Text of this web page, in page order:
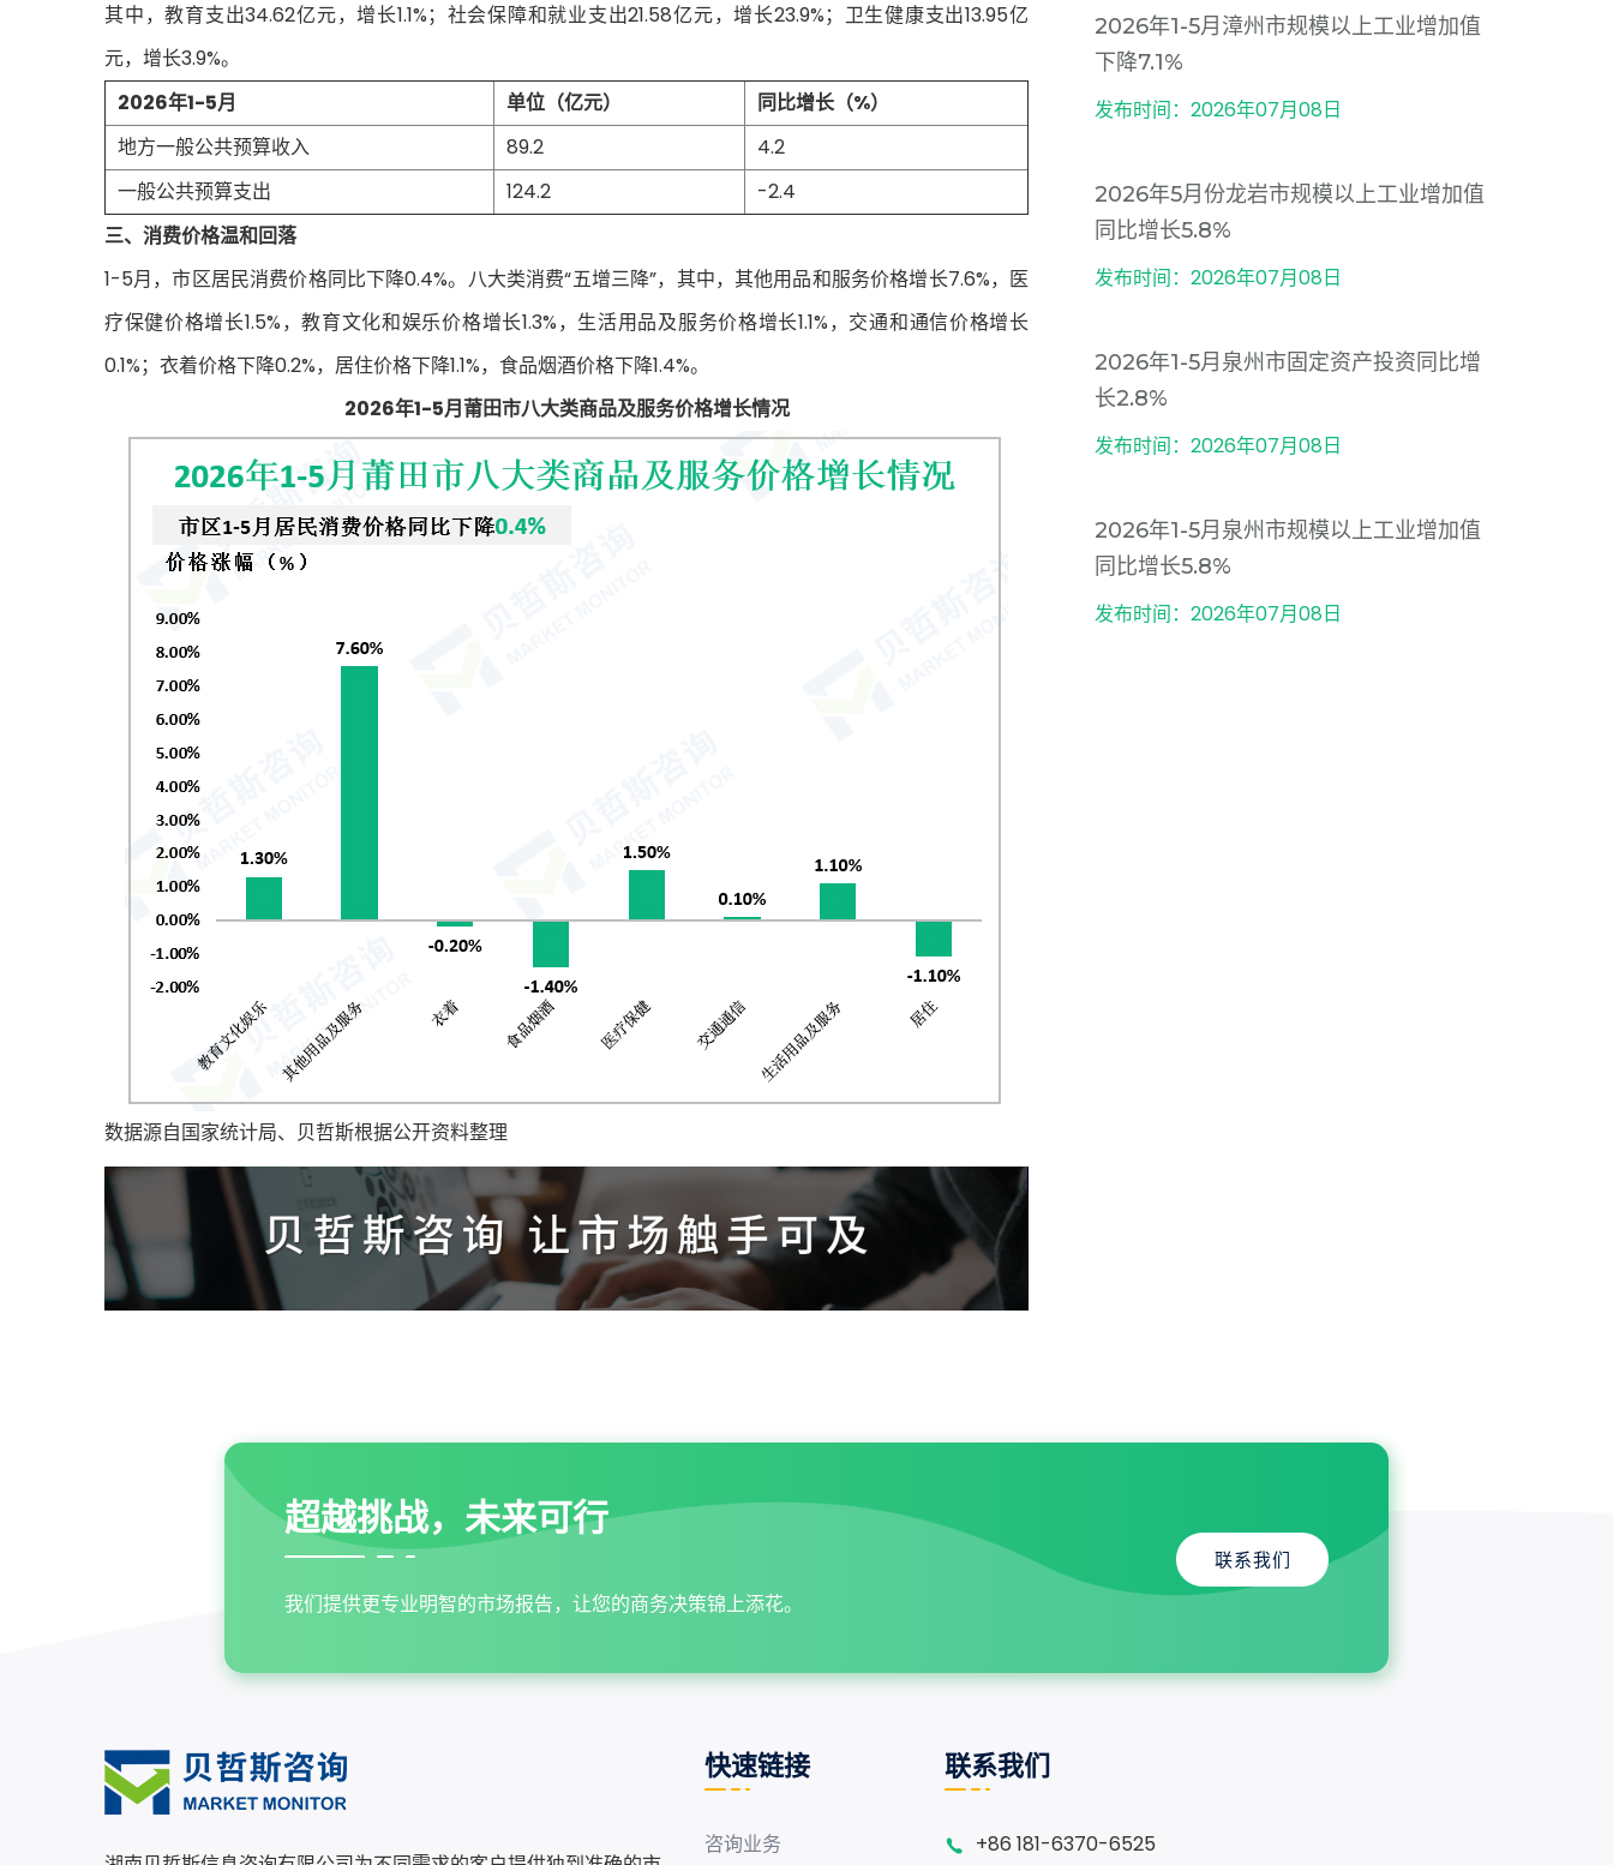
其中，教育支出34.62亿元，增长1.1%；社会保障和就业支出21.58亿元，增长23.9%；卫生健康支出13.95亿
元，增长3.9%。
2026年1-5月
单位（亿元）
同比增长（%）
地方一般公共预算收入
89.2
4.2
一般公共预算支出
124.2
-2.4
三、消费价格温和回落
1-5月，市区居民消费价格同比下降0.4%。八大类消费“五增三降”，其中，其他用品和服务价格增长7.6%，医
疗保健价格增长1.5%，教育文化和娱乐价格增长1.3%，生活用品及服务价格增长1.1%，交通和通信价格增长
0.1%；衣着价格下降0.2%，居住价格下降1.1%，食品烟酒价格下降1.4%。
2026年1-5月莆田市八大类商品及服务价格增长情况
数据源自国家统计局、贝哲斯根据公开资料整理
2026年1-5月漳州市规模以上工业增加值
下降7.1%
发布时间：2026年07月08日
2026年5月份龙岩市规模以上工业增加值
同比增长5.8%
发布时间：2026年07月08日
2026年1-5月泉州市固定资产投资同比增
长2.8%
发布时间：2026年07月08日
2026年1-5月泉州市规模以上工业增加值
同比增长5.8%
发布时间：2026年07月08日
超越挑战，未来可行
我们提供更专业明智的市场报告，让您的商务决策锦上添花。
联系我们
快速链接
咨询业务
联系我们
+86 181-6370-6525